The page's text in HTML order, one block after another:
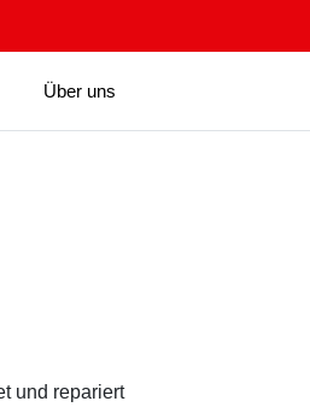
Über uns
und repariert